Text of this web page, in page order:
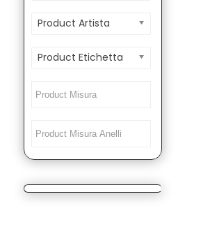
Product Artista
Product Etichetta